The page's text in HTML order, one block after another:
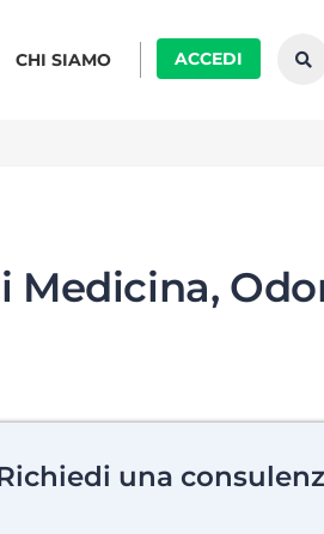
ACCEDI
CHI SIAMO
Medicina,
una